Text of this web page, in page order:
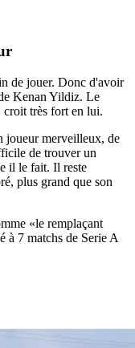
de jouer. Donc d'avoir
Kenan Yildiz. Le
très fort en lui.
joueur merveilleux, de
de trouver un
il le fait. Il reste
plus grand que son
«le remplaçant
à 7 matchs de Serie A